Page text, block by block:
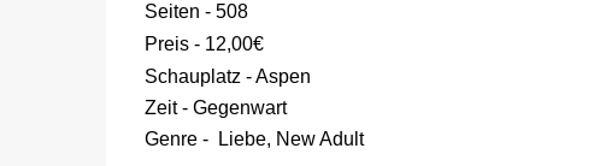
Seiten - 508
Preis - 12,00€
Schauplatz - Aspen
Zeit - Gegenwart
Genre - Liebe, New Adult